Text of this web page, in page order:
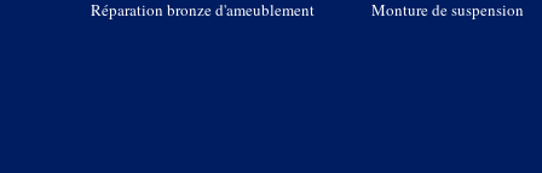
Réparation bronze d'ameublement Monture de suspension